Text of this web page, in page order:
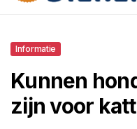
Informatie
Kunnen
zijn voor